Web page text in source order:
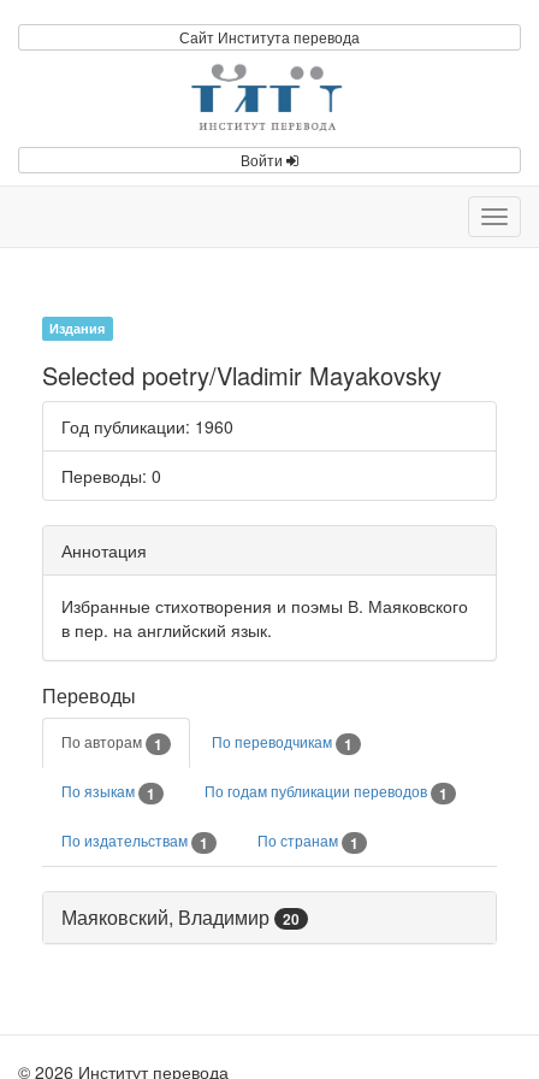
Сайт Института перевода
Войти
Издания
Selected poetry/Vladimir Mayakovsky
Год публикации: 1960
Переводы: 0
Аннотация
Избранные стихотворения и поэмы В. Маяковского
в пер. на английский язык.
Переводы
По авторам 1 По переводчикам 1
По языкам 1 По годам публикации переводов 1
По издательствам 1 По странам 1
Маяковский, Владимир 20
© 2026 Институт перевода